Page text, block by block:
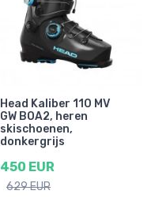
Head Kaliber 110 MV
GW BOA2, heren
skischoenen,
donkergrijs
450 EUR
629 EUR